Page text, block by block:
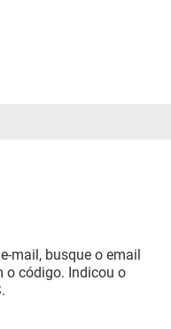
mail, busque o email
o código. Indicou o